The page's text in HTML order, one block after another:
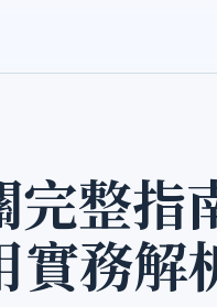
完整指
實務解